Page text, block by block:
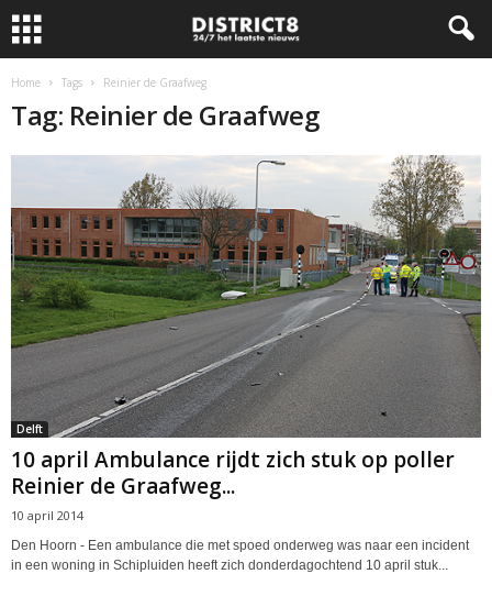
Home Tags Reinier de Graafweg
Tag: Reinier de Graafweg
Delft
10 april Ambulance rijdt zich stuk op poller
Reinier de Graafweg...
10 april 2014
Den Hoorn - Een ambulance die met spoed onderweg was naar een incident
in een woning in Schipluiden heeft zich donderdagochtend 10 april stuk...